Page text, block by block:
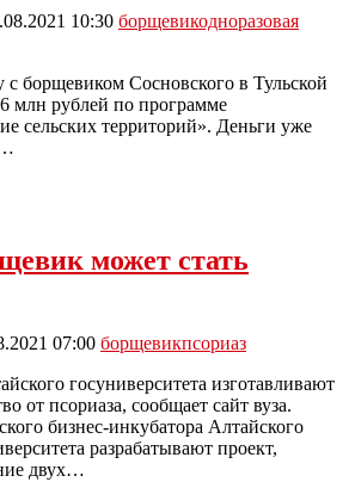
10:30 борщевикодноразовая
с борщевиком Сосновского в Тульской
млн рублей по программе
сельских территорий». Деньги уже
может стать
07:00 борщевикпсориаз
госуниверситета изготавливают
от псориаза, сообщает сайт вуза.
бизнес-инкубатора Алтайского
разрабатывают проект,
двух…